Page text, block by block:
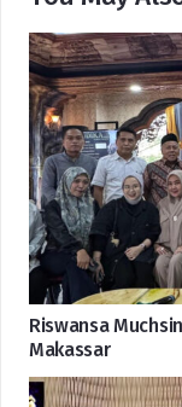
Riswansa
Makassar